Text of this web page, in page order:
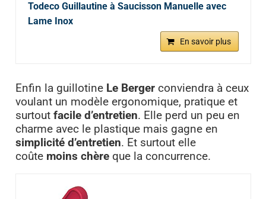
Todeco Guillautine à Saucisson Manuelle avec
Lame Inox
En savoir plus
Enfin la guillotine Le Bergerconviendra à ceux
voulant un modèle ergonomique, pratique et
surtout facile d’entretien. Elle perd un peu en
charme avec le plastique mais gagne en
simplicité d’entretien. Et surtout elle
coûtemoins chèreque la concurrence.